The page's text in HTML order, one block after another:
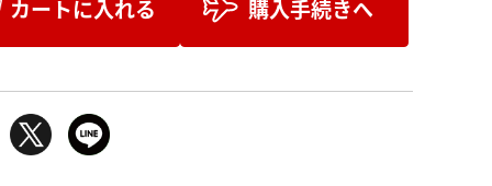
カートに入れる 購入手続きへ